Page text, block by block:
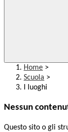
Home >
Scuola >
I luoghi
Nessun
Questo sito o gli